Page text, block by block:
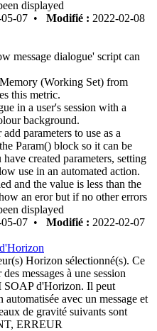
displayed
05-07 • Modifié : 2022-02-08
message dialogue' script can
Memory (Working Set) from
this metric.
in a user's session with a
background.
parameters to use as a
Param() block so it can be
created parameters, setting
use in an automated action.
and the value is less than the
an eror but if no other errors
displayed
05-07 • Modifié : 2022-02-07
Horizon sélectionné(s). Ce
messages à une session
SOAP d'Horizon. Il peut
avec un message et
de gravité suivants sont
ERREUR